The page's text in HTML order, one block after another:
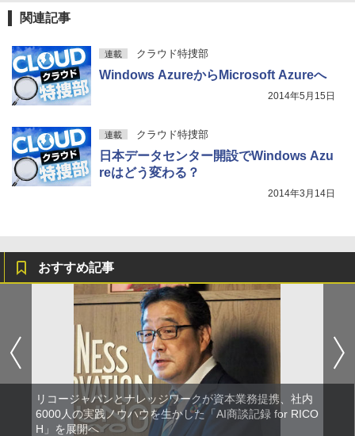
関連記事
連載 クラウド特捜部
Windows AzureからMicrosoft Azureへ
2014年5月15日
連載 クラウド特捜部
日本データセンター開設でWindows Azu
reはどう変わる？
2014年3月14日
おすすめ記事
リコージャパンとナレッジワークが資本業務提携、社内
6000人の実践ノウハウを生かした「AI商談記録 for RICO
H」を展開へ